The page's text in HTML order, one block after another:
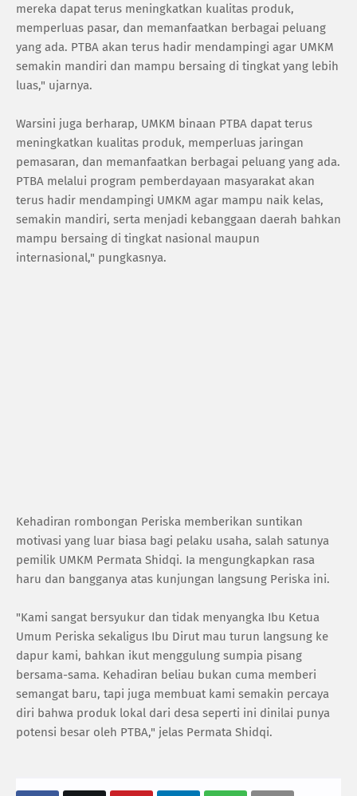
mereka dapat terus meningkatkan kualitas produk,
memperluas pasar, dan memanfaatkan berbagai peluang
yang ada. PTBA akan terus hadir mendampingi agar UMKM
semakin mandiri dan mampu bersaing di tingkat yang lebih
luas," ujarnya.
Warsini juga berharap, UMKM binaan PTBA dapat terus
meningkatkan kualitas produk, memperluas jaringan
pemasaran, dan memanfaatkan berbagai peluang yang ada.
PTBA melalui program pemberdayaan masyarakat akan
terus hadir mendampingi UMKM agar mampu naik kelas,
semakin mandiri, serta menjadi kebanggaan daerah bahkan
mampu bersaing di tingkat nasional maupun
internasional," pungkasnya.
Kehadiran rombongan Periska memberikan suntikan
motivasi yang luar biasa bagi pelaku usaha, salah satunya
pemilik UMKM Permata Shidqi. Ia mengungkapkan rasa
haru dan bangganya atas kunjungan langsung Periska ini.
"Kami sangat bersyukur dan tidak menyangka Ibu Ketua
Umum Periska sekaligus Ibu Dirut mau turun langsung ke
dapur kami, bahkan ikut menggulung sumpia pisang
bersama-sama. Kehadiran beliau bukan cuma memberi
semangat baru, tapi juga membuat kami semakin percaya
diri bahwa produk lokal dari desa seperti ini dinilai punya
potensi besar oleh PTBA," jelas Permata Shidqi.